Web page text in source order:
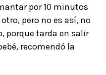
por 10 minutos
pero no es así, no
porque tarda en salir
recomendó la